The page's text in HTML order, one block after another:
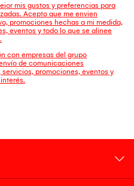
mis gustos y preferencias para
Acepto que me envien
promociones hechas a mi medida,
eventos y todo lo que se alinee
con empresas del grupo
de comunicaciones
promociones, eventos y